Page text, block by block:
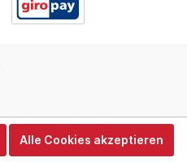
Alle Cookies akzeptieren